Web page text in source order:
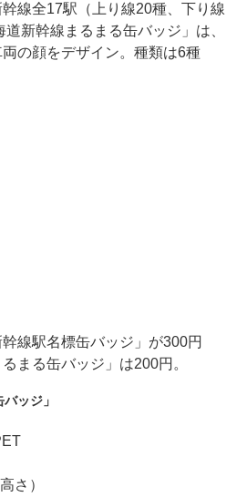
線全17駅（上り線20種、下り線
新幹線まるまる缶バッジ」は、
の顔をデザイン。種類は6種
線駅名標缶バッジ」が300円
まる缶バッジ」は200円。
ッジ」
さ）